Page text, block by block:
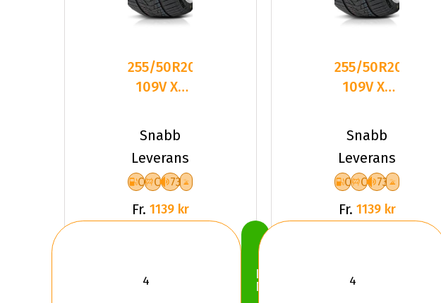
255/50R20
109V XL
TRACMAX
S330
CCB73
Snabb
Leverans
C C 73
Fr. 1139 kr
Köp
Nu
255/50R20
109V XL
TRACMAX
S330
CCB73
Snabb
Leverans
C C 73
Fr. 1139 kr